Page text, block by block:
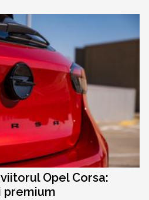
Opel Corsa:
premium